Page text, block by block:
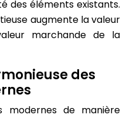
des éléments existants.
augmente la valeur
marchande de la
des
modernes de manière